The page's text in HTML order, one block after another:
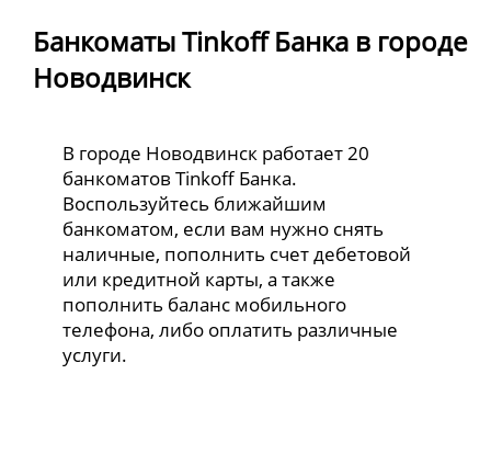
Банкоматы Tinkoff Банка в городе
Новодвинск
В городе Новодвинск работает 20
банкоматов Tinkoff Банка.
Воспользуйтесь ближайшим
банкоматом, если вам нужно снять
наличные, пополнить счет дебетовой
или кредитной карты, а также
пополнить баланс мобильного
телефона, либо оплатить различные
услуги.